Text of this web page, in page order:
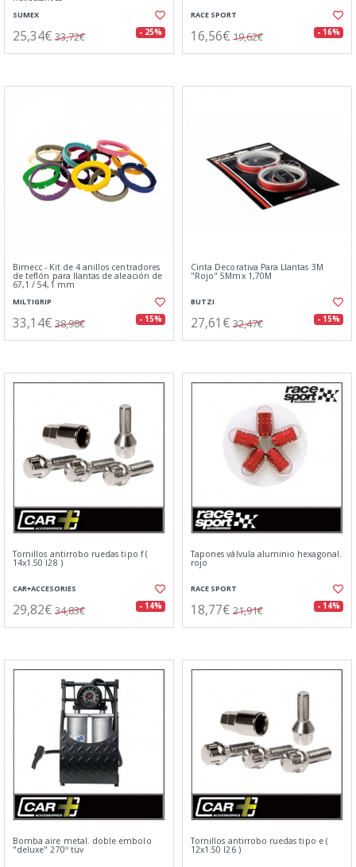
SUMEX
25,34€ 33,72€ - 25%
RACE SPORT
16,56€ 19,62€ - 16%
Bimecc - Kit de 4 anillos centradores
de teflón para llantas de aleación de
67,1 / 54,1 mm
MILTIGRIP
33,14€ 38,98€ - 15%
Cinta Decorativa Para Llantas 3M
"Rojo" 5Mmx 1,70M
BUTZI
27,61€ 32,47€ - 15%
Tornillos antirrobo ruedas tipo f (
14x1.50 l28 )
CAR+ACCESORIES
29,82€ 34,83€ - 14%
Tapones válvula aluminio hexagonal.
rojo
RACE SPORT
18,77€ 21,91€ - 14%
Bomba aire metal. doble embolo
"deluxe" 270º tüv
Tornillos antirrobo ruedas tipo e (
12x1.50 l26 )